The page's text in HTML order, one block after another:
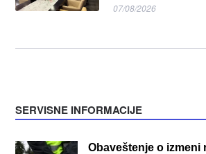
07/08/2026
SERVISNE INFORMACIJE
Obaveštenje o izmeni